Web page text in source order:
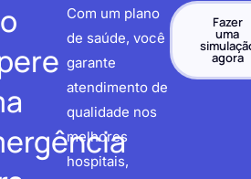
Com um plano
de saúde, você
garante
atendimento de
qualidade nos
melhores
hospitais,
Fazer
uma
agora